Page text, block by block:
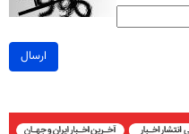
ارسال